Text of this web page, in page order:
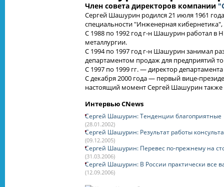
Член совета директоров компании
Сергей Шашурин родился 21 июля 1961
специальности "Инженерная
С 1988 по 1992 год г-н Шашурин работал в
металлургии.
С 1994 по 1997 год г-н Шашурин занимал
департаментом продаж для предприятий
С 1997 по 1999 гг. — директор
С декабря 2000 года — первый вице-
настоящий момент Сергей Шашурин также
Интервью CNews
Сергей Шашурин: Тенденции благоприятные
(28.01.2002)
Сергей Шашурин: Результат работы
(09.12.2005)
Сергей Шашурин: Перевес по-прежнему на
(31.03.2006)
Сергей Шашурин: В России практически все
(12.09.2006)